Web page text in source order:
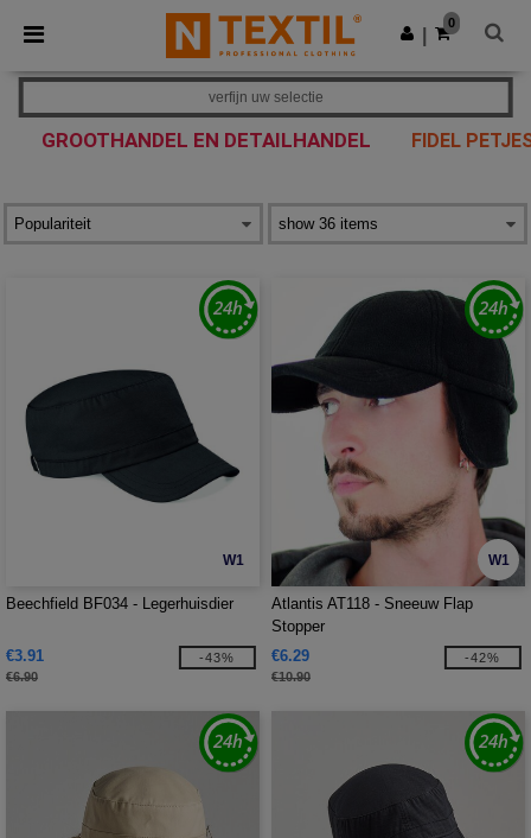
× Ntextil-app
Betere prijzen in de app!
Download app
0
GROOTHANDEL EN DETAILHANDEL FIDEL
verfijn uw selectie
W1
Beechfield BF034 - Legerhuisdier
€3.91
€6.90
-43%
W1
Atlantis AT118 - Sneeuw Flap
Stopper
€6.29
€10.90
-42%